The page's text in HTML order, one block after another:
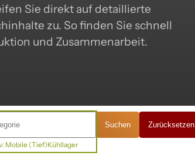
Sie direkt auf detaillierte
zu. So finden Sie schnell
und Zusammenarbeit.
Mobile (Tief)Kühllager
Suchen Zurücksetzen